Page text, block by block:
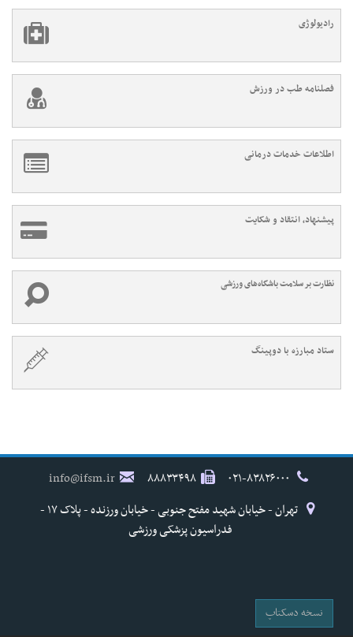
رادیولوژی
فصلنامه طب در ورزش
اطلاعات خدمات درمانی
پیشنهاد، انتقاد و شکایت
نظارت بر سلامت باشگاه‌های ورزشی
ستاد مبارزه با دوپینگ
۸۸۸۳۳۴۹۸
info@ifsm.ir
تهران - خیابان شهید مفتح جنوبی - خیابان ورزنده - پلاک ۱۷ -
فدراسیون پزشکی ورزشی
نسخه دسکتاپ